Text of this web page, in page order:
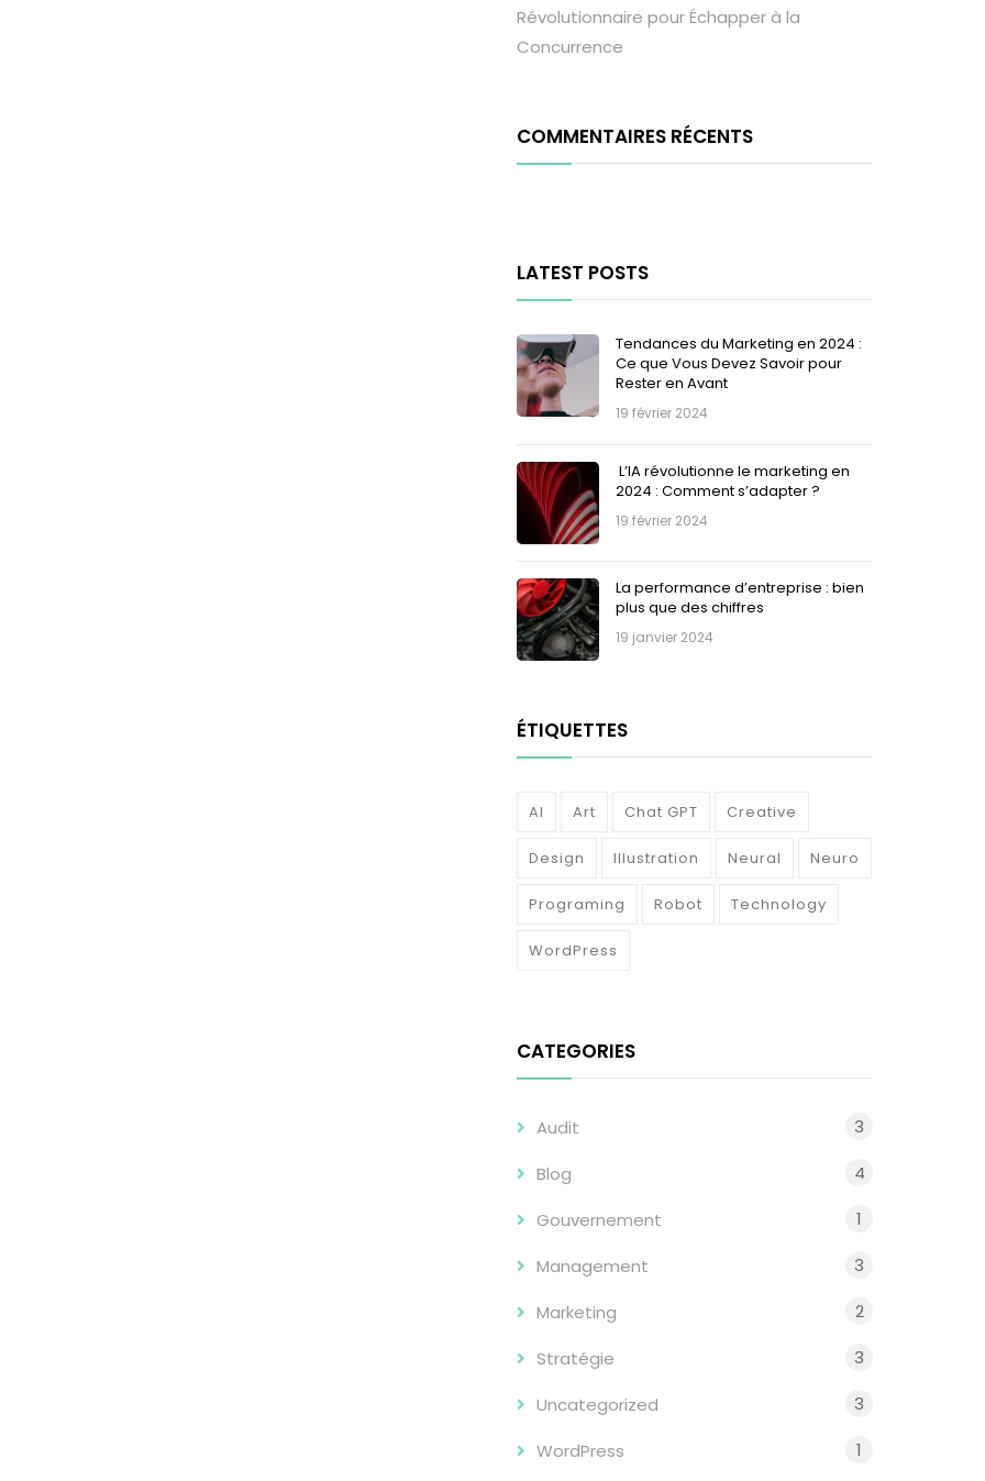
Révolutionnaire pour Échapper à la
Concurrence
COMMENTAIRES RÉCENTS
LATEST POSTS
Tendances du Marketing en 2024 :
Ce que Vous Devez Savoir pour
Rester en Avant
19 février 2024
L’IA révolutionne le marketing en
2024 : Comment s’adapter ?
19 février 2024
La performance d’entreprise : bien
plus que des chiffres
19 janvier 2024
ÉTIQUETTES
AI Art Chat GPT Creative
Design Illustration Neural Neuro
Programing Robot Technology
WordPress
CATEGORIES
Audit 3
Blog 4
Gouvernement 1
Management 3
Marketing 2
Stratégie 3
Uncategorized 3
WordPress 1